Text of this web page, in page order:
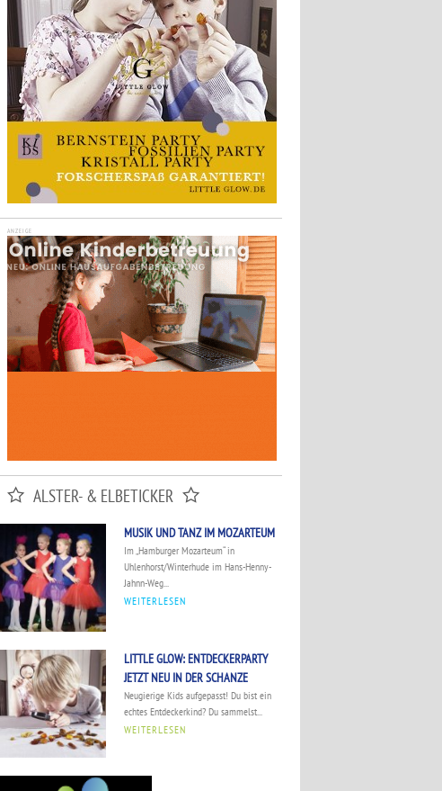
ANZEIGE
ALSTER- & ELBETICKER
MUSIK UND TANZ IM MOZARTEUM
Im „Hamburger Mozarteum“ in
Uhlenhorst/Winterhude im Hans-Henny-
Jahnn-Weg...
WEITERLESEN
LITTLE GLOW: ENTDECKERPARTY
JETZT NEU IN DER SCHANZE
Neugierige Kids aufgepasst! Du bist ein
echtes Entdeckerkind? Du sammelst...
WEITERLESEN